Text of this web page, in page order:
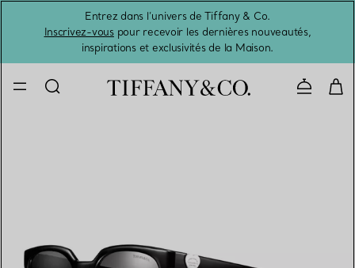
Entrez dans l’univers de Tiffany & Co.
Inscrivez-vouspour recevoir les dernières nouveautés,
inspirations et exclusivités de la Maison.